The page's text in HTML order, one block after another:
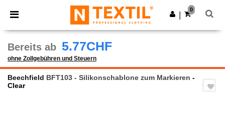
× Ntextil App
Bessere Preise in der App!
App holen
0
Bereits ab 5.77CHF
ohne Zollgebühren und Steuern
Beechfield BFT103 - Silikonschablone zum Markieren -
Clear